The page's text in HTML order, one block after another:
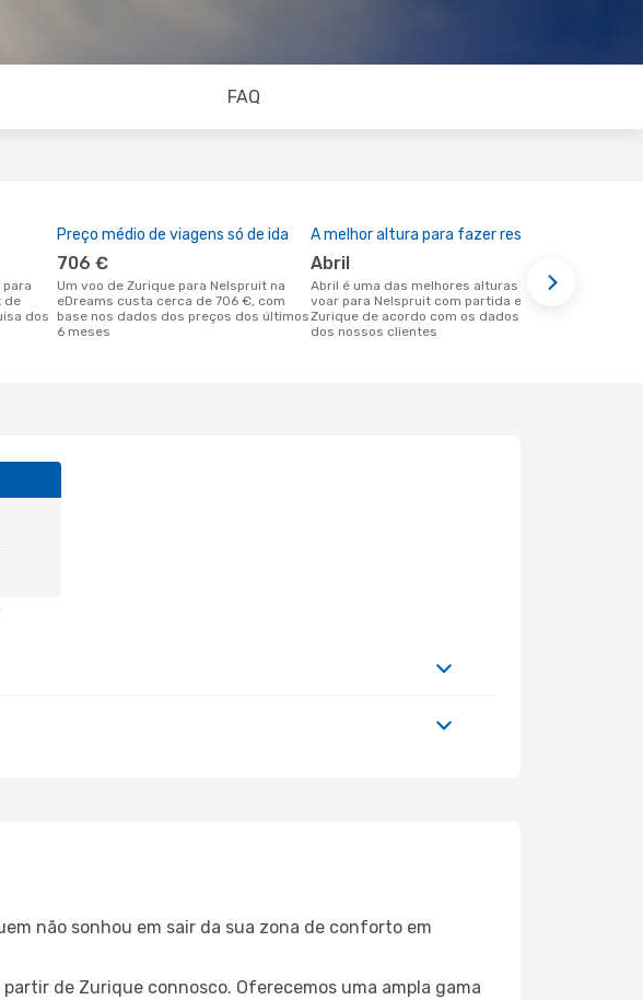
FAQ
de
dos
Preço médio de viagens só de ida
706 €
Um voo de Zurique para Nelspruit na
eDreams custa cerca de 706 €, com
base nos dados dos preços dos últimos
6 meses
A melhor altura para fazer reserva
abril
abril é uma das melhores alturas para
voar para Nelspruit com partida em
Zurique de acordo com os dados reais
dos nossos clientes
não sonhou em sair da sua zona de conforto em
de Zurique connosco. Oferecemos uma ampla gama